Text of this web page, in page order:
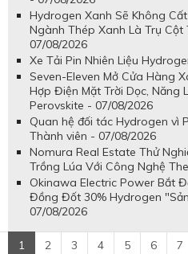
Hydrogen Xanh Sẽ Không
Ngành Thép Xanh Là Trụ Cột
07/08/2026
Xe Tải Pin Nhiên Liệu
Seven-Eleven Mở Cửa Hàng
Hợp Điện Mặt Trời Dọc, Năng
Perovskite - 07/08/2026
Quan hệ đối tác Hydrogen vì
Thành viên - 07/08/2026
Nomura Real Estate Thử
Trồng Lúa Với Công Nghệ
Okinawa Electric Power Bắt
Đồng Đốt 30% Hydrogen
07/08/2026
1 2 3 4 5 6 7